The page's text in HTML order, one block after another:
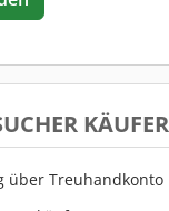
über Treuhandkonto